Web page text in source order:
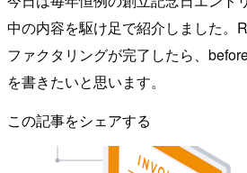
中の内容を駆け足で紹介しました。
ファクタリングが完了したら、
を書きたいと思います。
この記事をシェアする